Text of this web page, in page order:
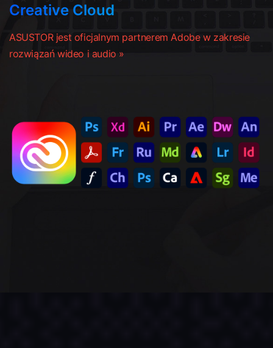
Creative Cloud
ASUSTOR jest oficjalnym partnerem Adobe w zakresie
rozwiązań wideo i audio »